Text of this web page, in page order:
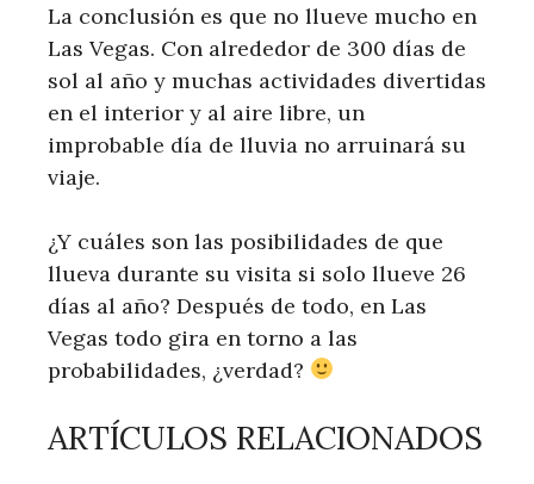
La conclusión es que no llueve mucho en
Las Vegas. Con alrededor de 300 días de
sol al año y muchas actividades divertidas
en el interior y al aire libre, un
improbable día de lluvia no arruinará su
viaje.
¿Y cuáles son las posibilidades de que
llueva durante su visita si solo llueve 26
días al año? Después de todo, en Las
Vegas todo gira en torno a las
probabilidades, ¿verdad?
ARTÍCULOS RELACIONADOS